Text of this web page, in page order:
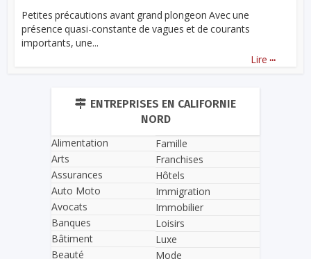
Petites précautions avant grand plongeon Avec une
présence quasi-constante de vagues et de courants
importants, une...
Lire ...
ENTREPRISES EN CALIFORNIE
NORD
Alimentation
Arts
Assurances
Auto Moto
Avocats
Banques
Bâtiment
Beauté
Famille
Franchises
Hôtels
Immigration
Immobilier
Loisirs
Luxe
Mode